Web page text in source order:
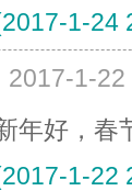
1-24
2017-1-22
年好，春
1-22